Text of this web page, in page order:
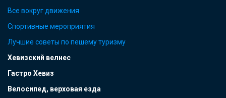
Все вокруг движения
Спортивные мероприятия
Лучшие советы по пешему туризму
Хевизский велнес
Гастро Хевиз
Велосипед, верховая езда